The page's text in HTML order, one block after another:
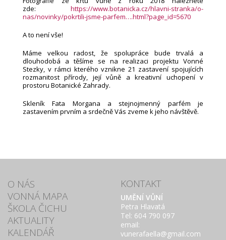
zde: https://www.botanicka.cz/hlavni-stranka/o-
nas/novinky/pokrtili-jsme-parfem….html?page_id=5670
A to není vše!
Máme velkou radost, že spolupráce bude trvalá a
dlouhodobá a těšíme se na realizaci projektu Vonné
Stezky, v rámci kterého vznikne 21 zastavení spojujících
rozmanitost přírody, její vůně a kreativní uchopení v
prostoru Botanické Zahrady.
Skleník Fata Morgana a stejnojmenný parfém je
zastavením prvním a srdečně Vás zveme k jeho návštěvě.
O NÁS
VONNÁ MAPA
ŠKOLA ČICHU
AKTUALITY
KALENDÁŘ
KONTAKT
UMĚNÍ VŮNÍ
Petra Hlavatá
Tel: 604 790 097
email:
vunerafaella@gmail.com